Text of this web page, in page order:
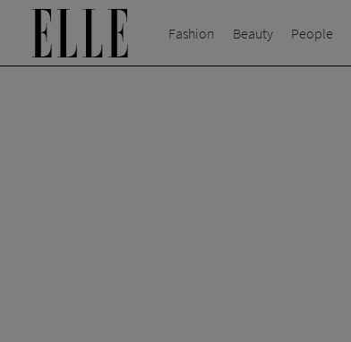
Fashion Beauty People